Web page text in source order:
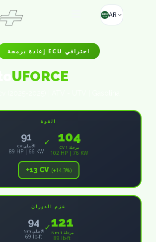
AR
إعادة برمجة ECU احترافي
UFORCE
القوة
91
CV الأصلي
89 HP | 66 KW
✓ 104
CV مرحلة 1
102 HP | 76 KW
+13 CV (+14.3%)
عزم الدوران
94
Nm الأصلي
69 lb-ft
✓121
Nm مرحلة 1
89 lb-ft